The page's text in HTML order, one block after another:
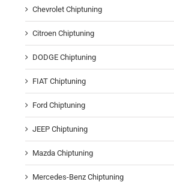
Chevrolet Chiptuning
Citroen Chiptuning
DODGE Chiptuning
FIAT Chiptuning
Ford Chiptuning
JEEP Chiptuning
Mazda Chiptuning
Mercedes-Benz Chiptuning